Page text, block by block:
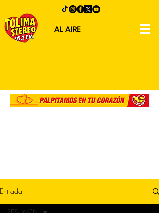
AL AIRE
Entrada